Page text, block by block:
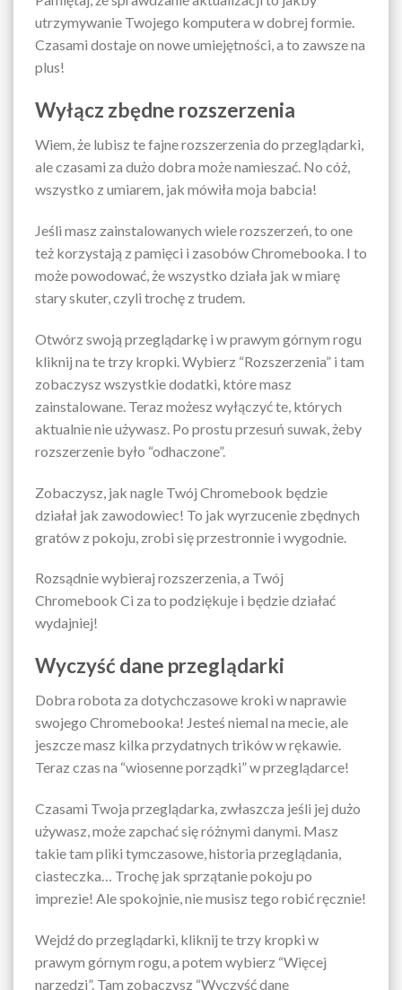
utrzymywanie Twojego komputera w dobrej formie.
Czasami dostaje on nowe umiejętności, a to zawsze na
plus!
Wyłącz zbędne rozszerzenia
Wiem, że lubisz te fajne rozszerzenia do przeglądarki,
ale czasami za dużo dobra może namieszać. No cóż,
wszystko z umiarem, jak mówiła moja babcia!
Jeśli masz zainstalowanych wiele rozszerzeń, to one
też korzystają z pamięci i zasobów Chromebooka. I to
może powodować, że wszystko działa jak w miarę
stary skuter, czyli trochę z trudem.
Otwórz swoją przeglądarkę i w prawym górnym rogu
kliknij na te trzy kropki. Wybierz “Rozszerzenia” i tam
zobaczysz wszystkie dodatki, które masz
zainstalowane. Teraz możesz wyłączyć te, których
aktualnie nie używasz. Po prostu przesuń suwak, żeby
rozszerzenie było “odhaczone”.
Zobaczysz, jak nagle Twój Chromebook będzie
działał jak zawodowiec! To jak wyrzucenie zbędnych
gratów z pokoju, zrobi się przestronnie i wygodnie.
Rozsądnie wybieraj rozszerzenia, a Twój
Chromebook Ci za to podziękuje i będzie działać
wydajniej!
Wyczyść dane przeglądarki
Dobra robota za dotychczasowe kroki w naprawie
swojego Chromebooka! Jesteś niemal na mecie, ale
jeszcze masz kilka przydatnych trików w rękawie.
Teraz czas na “wiosenne porządki” w przeglądarce!
Czasami Twoja przeglądarka, zwłaszcza jeśli jej dużo
używasz, może zapchać się różnymi danymi. Masz
takie tam pliki tymczasowe, historia przeglądania,
ciasteczka… Trochę jak sprzątanie pokoju po
imprezie! Ale spokojnie, nie musisz tego robić ręcznie!
Wejdź do przeglądarki, kliknij te trzy kropki w
prawym górnym rogu, a potem wybierz “Więcej
narzędzi”. Tam zobaczysz “Wyczyść dane